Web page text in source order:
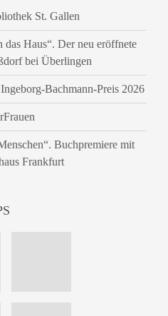
St. Gallen
Haus“. Der neu eröffnete
bei Überlingen
Bachmann-Preis 2026
Buchpremiere mit
Frankfurt